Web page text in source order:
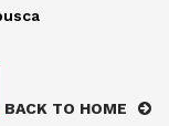
BACK TO HOME